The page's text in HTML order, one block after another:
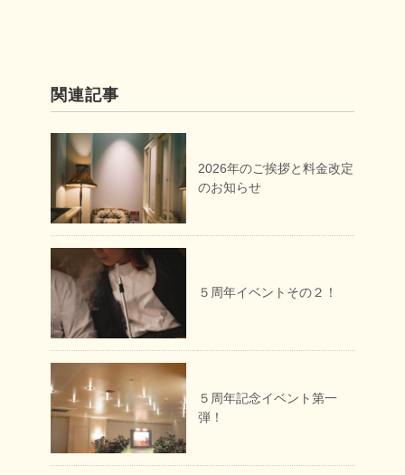
関連記事
2026年のご挨拶と料金改定
のお知らせ
５周年イベントその２！
５周年記念イベント第一
弾！